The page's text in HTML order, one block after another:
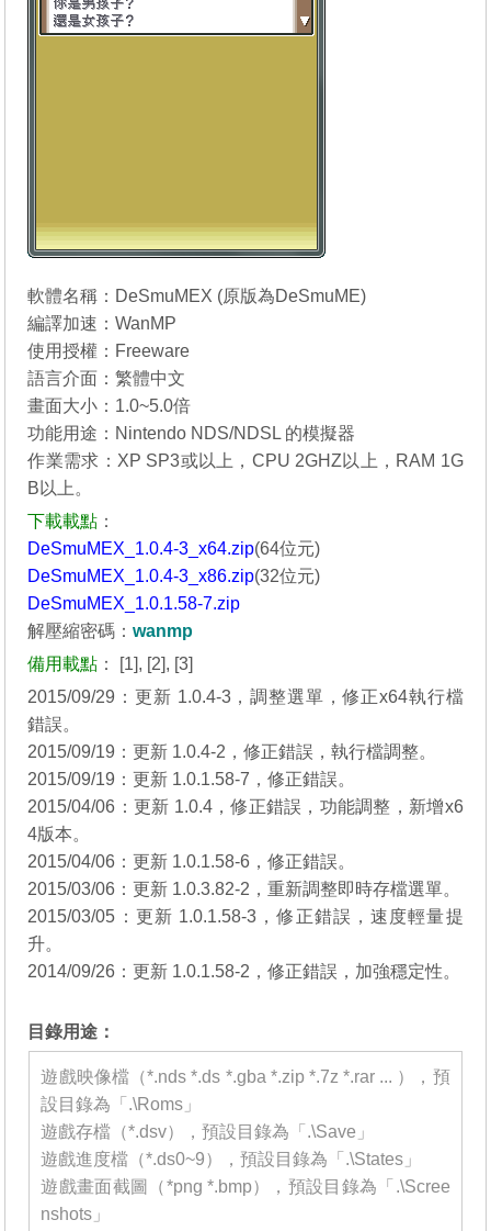
軟體名稱：DeSmuMEX (原版為DeSmuME)
編譯加速：WanMP
使用授權：Freeware
語言介面：繁體中文
畫面大小：1.0~5.0倍
功能用途：Nintendo NDS/NDSL 的模擬器
作業需求：XP SP3或以上，CPU 2GHZ以上，RAM 1G
B以上。
下載載點 ：
DeSmuMEX_1.0.4-3_x64.zip(64位元)
DeSmuMEX_1.0.4-3_x86.zip(32位元)
DeSmuMEX_1.0.1.58-7.zip
解壓縮密碼：wanmp
備用載點 ： [1], [2], [3]
2015/09/29：更新 1.0.4-3，調整選單，修正x64執行檔
錯誤。
2015/09/19：更新 1.0.4-2，修正錯誤，執行檔調整。
2015/09/19：更新 1.0.1.58-7，修正錯誤。
2015/04/06：更新 1.0.4，修正錯誤，功能調整，新增x6
4版本。
2015/04/06：更新 1.0.1.58-6，修正錯誤。
2015/03/06：更新 1.0.3.82-2，重新調整即時存檔選單。
2015/03/05：更新 1.0.1.58-3，修正錯誤，速度輕量提
升。
2014/09/26：更新 1.0.1.58-2，修正錯誤，加強穩定性。
目錄用途：
遊戲映像檔（*.nds *.ds *.gba *.zip *.7z *.rar ... ），預
設目錄為「.\Roms」
遊戲存檔（*.dsv），預設目錄為「.\Save」
遊戲進度檔（*.ds0~9），預設目錄為「.\States」
遊戲畫面截圖（*png *.bmp），預設目錄為「.\Scree
nshots」